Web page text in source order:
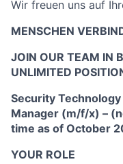
Wir freuen uns auf
MENSCHEN
JOIN OUR TEAM IN
UNLIMITED
Security
Manager (m/f/x) –
time as of October
YOUR ROLE